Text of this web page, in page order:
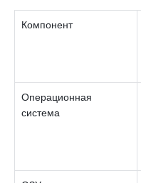
Компонент
Операционная
система